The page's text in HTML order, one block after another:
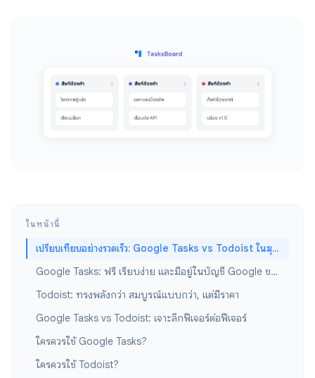
ในหน้านี้
เปรียบเทียบอย่างรวดเร็ว: Google Tasks vs Todoist ในมุมมองภาพรวม
Google Tasks: ฟรี เรียบง่าย และมีอยู่ในบัญชี Google ของคุณอยู่แล้ว
Todoist: ทรงพลังกว่า สมบูรณ์แบบกว่า, แต่มีราคา
Google Tasks vs Todoist: เจาะลึกฟีเจอร์ต่อฟีเจอร์
ใครควรใช้ Google Tasks?
ใครควรใช้ Todoist?